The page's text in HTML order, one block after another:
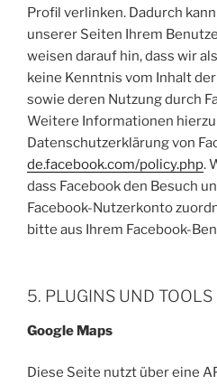
Profil verlinken. Dadurch
unserer Seiten Ihrem
weisen darauf hin, dass wir
keine Kenntnis vom Inhalt
sowie deren Nutzung durch
Weitere Informationen
Datenschutzerklärung von
de.facebook.com/policy.php.
dass Facebook den Besuch
Facebook-Nutzerkonto
bitte aus Ihrem Facebook-
5. PLUGINS UND TOOLS
Google Maps
Diese Seite nutzt über eine